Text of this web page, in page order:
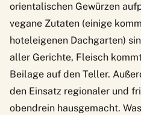
orientalischen Gewürzen
vegane Zutaten (einige
hoteleigenen Dachgarten)
aller Gerichte, Fleisch
Beilage auf den Teller.
den Einsatz regionaler und
obendrein hausgemacht.